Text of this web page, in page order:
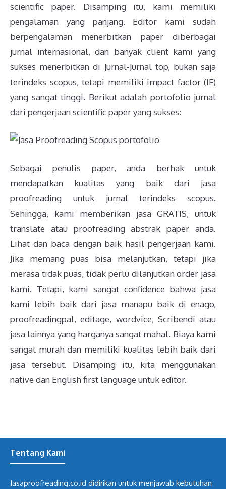
scientific paper. Disamping itu, kami memiliki
pengalaman yang panjang. Editor kami sudah
berpengalaman menerbitkan paper diberbagai
jurnal internasional, dan banyak client kami yang
sukses menerbitkan di Jurnal-Jurnal top, bukan saja
terindeks scopus, tetapi memiliki impact factor (IF)
yang sangat tinggi. Berikut adalah portofolio jurnal
dari pengerjaan scientific paper yang sukses:
Sebagai penulis paper, anda berhak untuk
mendapatkan kualitas yang baik dari jasa
proofreading untuk jurnal terindeks scopus.
Sehingga, kami memberikan jasa GRATIS, untuk
translate atau proofreading abstrak paper anda.
Lihat dan baca dengan baik hasil pengerjaan kami.
Jika memang puas bisa melanjutkan, tetapi jika
merasa tidak puas, tidak perlu dilanjutkan order jasa
kami. Tetapi, kami sangat confidence bahwa jasa
kami lebih baik dari jasa manapu baik di enago,
proofreadingpal, editage, wordvice, Scribendi atau
jasa lainnya yang harganya sangat mahal. Biaya kami
sangat murah dan memiliki kualitas lebih baik dari
jasa tersebut. Disamping itu, kita menggunakan
native dan English first language untuk editor.
Tentang Kami
Jasaproofreading.co.id didirikan untuk menjawab kebutuhan